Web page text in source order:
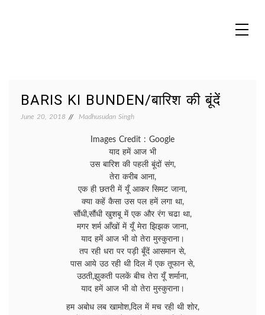
BARIS KI BUNDEN/बारिश की बूंदें
June 20, 2018 Madhusudan Singh
Images Credit : Google
याद हमें आज भी
उस बारिश की पहली बूंदों संग,
तेरा करीब आना,
एक ही छतरी में यूँ आकर सिमट जाना,
क्या कहें कैसा उस पल हमें लगा था,
सौंधी,सौंधी खुशबू में एक और रंग चढा था,
मगर शर्म आँखों में यूँ मेरा झिझक जाना,
याद हमें आज भी वो तेरा मुस्कुराना।
तप रही धरा पर पड़ी बूँदें आसमान से,
पास आये उठ रही थी दिल में एक तूफान से,
उठती,झुकती पलकें बीच तेरा यूँ शर्माना,
याद हमें आज भी वो तेरा मुस्कुराना।
हम अबोध लब खामोश,दिल में मच रही थी शोर,